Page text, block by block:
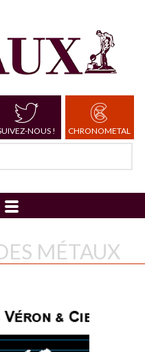
NOUS ! CHRONOMETAL
MÉTAUX